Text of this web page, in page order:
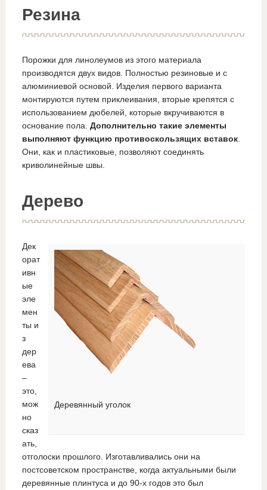
Резина
Порожки для линолеумов из этого материала
производятся двух видов. Полностью резиновые и с
алюминиевой основой. Изделия первого варианта
монтируются путем приклеивания, вторые крепятся с
использованием дюбелей, которые вкручиваются в
основание пола. Дополнительно такие элементы
выполняют функцию противоскользящих вставок.
Они, как и пластиковые, позволяют соединять
криволинейные швы.
Дерево
Деревянный уголок
Дек
орат
ивн
ые
эле
мен
ты и
з
дер
ева
–
это,
мож
но
сказ
ать,
отголоски прошлого. Изготавливались они на
постсоветском пространстве, когда актуальными были
деревянные плинтуса и до 90-х годов это был